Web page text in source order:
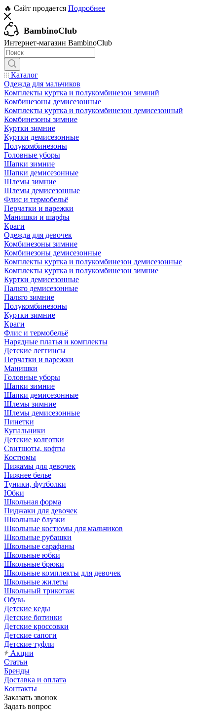
🔥 Сайт продается Подробнее
BambinoClub
Интернет-магазин BambinoClub
Каталог
Одежда для мальчиков
Комплекты куртка и полукомбинезон зимний
Комбинезоны демисезонные
Комплекты куртка и полукомбинезон демисезонный
Комбинезоны зимние
Куртки зимние
Куртки демисезонные
Полукомбинезоны
Головные уборы
Шапки зимние
Шапки демисезонные
Шлемы зимние
Шлемы демисезонные
Флис и термобельё
Перчатки и варежки
Манишки и шарфы
Краги
Одежда для девочек
Комбинезоны зимние
Комбинезоны демисезонные
Комплекты куртка и полукомбинезон демисезонные
Комплекты куртка и полукомбинезон зимние
Куртки демисезонные
Пальто демисезонные
Пальто зимние
Полукомбинезоны
Куртки зимние
Краги
Флис и термобельё
Нарядные платья и комплекты
Детские леггинсы
Перчатки и варежки
Манишки
Головные уборы
Шапки зимние
Шапки демисезонные
Шлемы зимние
Шлемы демисезонные
Пинетки
Купальники
Детские колготки
Свитшоты, кофты
Костюмы
Пижамы для девочек
Нижнее белье
Туники, футболки
Юбки
Школьная форма
Пиджаки для девочек
Школьные блузки
Школьные костюмы для мальчиков
Школьные рубашки
Школьные сарафаны
Школьные юбки
Школьные брюки
Школьные комплекты для девочек
Школьные жилеты
Школьный трикотаж
Обувь
Детские кеды
Детские ботинки
Детские кроссовки
Детские сапоги
Детские туфли
Акции
Статьи
Бренды
Доставка и оплата
Контакты
Заказать звонок
Задать вопрос